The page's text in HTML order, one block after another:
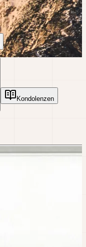
Kondolenzen